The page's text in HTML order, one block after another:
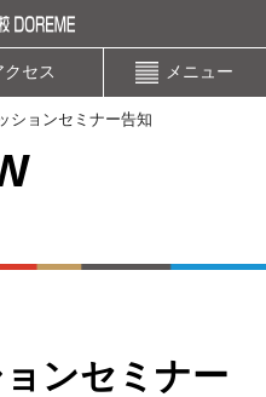
クセス メニュー
キャンパスお申込み
ションセミナー告知
ンセミナー